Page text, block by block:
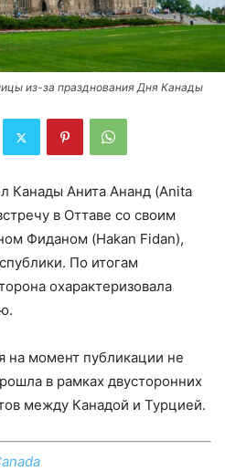
из-за празднования Дня Канады
Канады Анита Ананд (Anita
в Оттаве со своим
Фиданом (Hakan Fidan),
По итогам
охарактеризовала
на момент публикации не
в рамках двусторонних
между Канадой и Турцией.